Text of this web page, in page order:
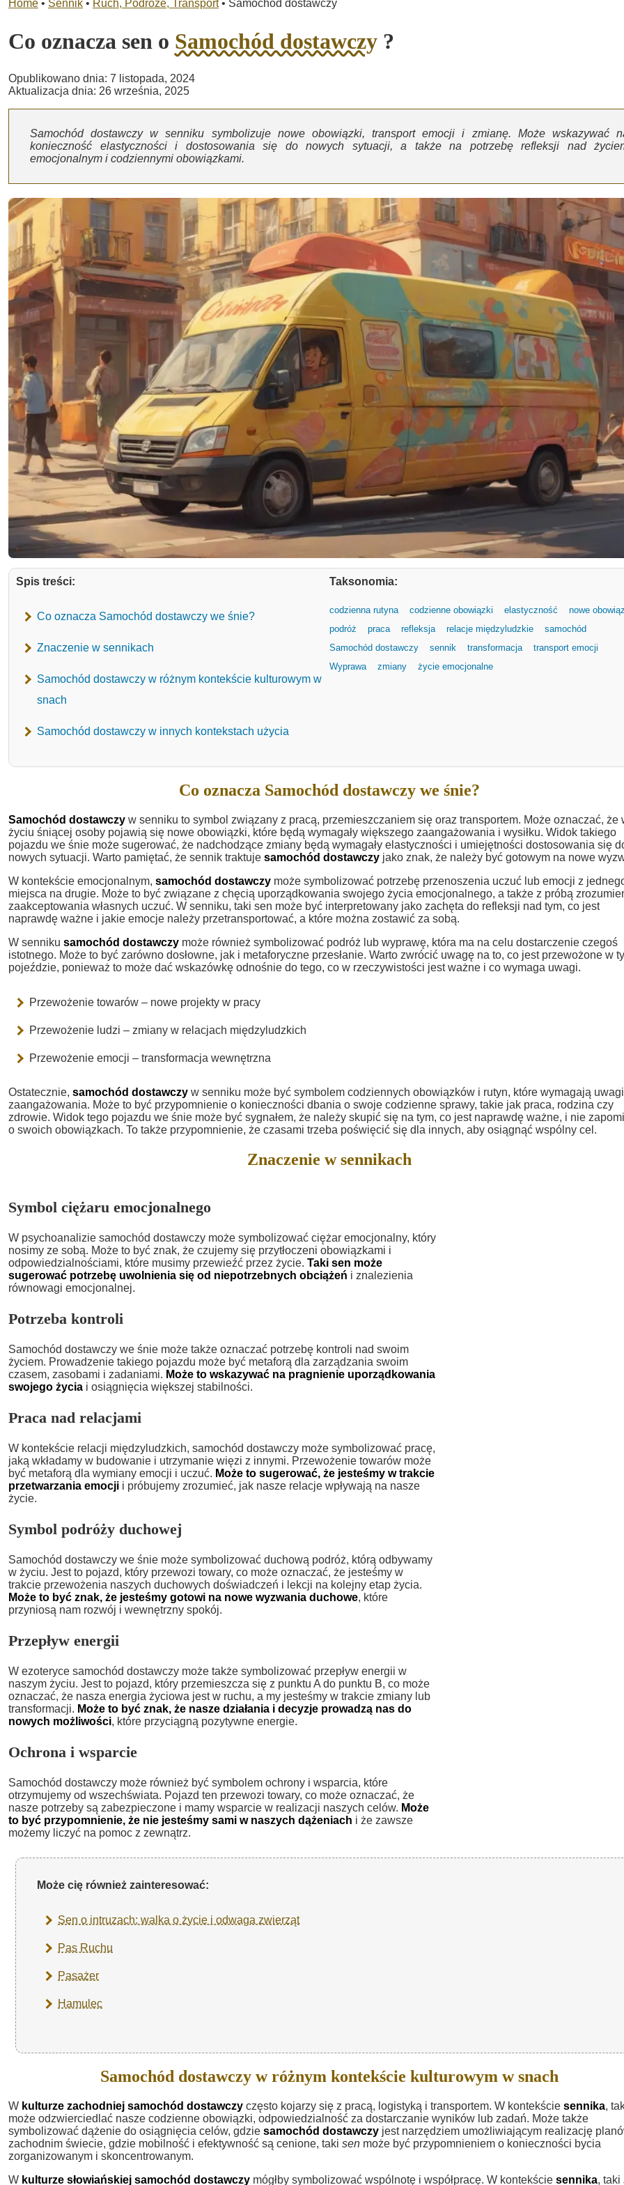
Home • Sennik • Ruch, Podróże, Transport • Samochód dostawczy
Co oznacza sen o Samochód dostawczy ?
Opublikowano dnia: 7 listopada, 2024
Aktualizacja dnia: 26 września, 2025
Samochód dostawczy w senniku symbolizuje nowe obowiązki, transport emocji i zmianę. Może wskazywać
konieczność elastyczności i dostosowania się do nowych sytuacji, a także na potrzebę refleksji nad
emocjonalnym i codziennymi obowiązkami.
Spis treści:
Co oznacza Samochód dostawczy we śnie?
Znaczenie w sennikach
Samochód dostawczy w różnym kontekście kulturowym w
snach
Samochód dostawczy w innych kontekstach użycia
Taksonomia:
codzienna rutyna codzienne obowiązki elastyczność
nowe
podróż
praca refleksja relacje międzyludzkie
samochód
Samochód dostawczy
sennik transformacja
transport emocji
Wyprawa
zmiany życie emocjonalne
Co oznacza Samochód dostawczy we śnie?
Samochód dostawczy w senniku to symbol związany z pracą, przemieszczaniem się oraz transportem. Może oznaczać, że
życiu śniącej osoby pojawią się nowe obowiązki, które będą wymagały większego zaangażowania i wysiłku. Widok takiego
pojazdu we śnie może sugerować, że nadchodzące zmiany będą wymagały elastyczności i umiejętności dostosowania się
nowych sytuacji. Warto pamiętać, że sennik traktuje samochód dostawczy jako znak, że należy być gotowym na nowe
W kontekście emocjonalnym, samochód dostawczy może symbolizować potrzebę przenoszenia uczuć lub emocji z
miejsca na drugie. Może to być związane z chęcią uporządkowania swojego życia emocjonalnego, a także z próbą
zaakceptowania własnych uczuć. W senniku, taki sen może być interpretowany jako zachęta do refleksji nad tym, co jest
naprawdę ważne i jakie emocje należy przetransportować, a które można zostawić za sobą.
W senniku samochód dostawczy może również symbolizować podróż lub wyprawę, która ma na celu dostarczenie czegoś
istotnego. Może to być zarówno dosłowne, jak i metaforyczne przesłanie. Warto zwrócić uwagę na to, co jest przewożone w
pojeździe, ponieważ to może dać wskazówkę odnośnie do tego, co w rzeczywistości jest ważne i co wymaga uwagi.
Przewożenie towarów – nowe projekty w pracy
Przewożenie ludzi – zmiany w relacjach międzyludzkich
Przewożenie emocji – transformacja wewnętrzna
Ostatecznie, samochód dostawczy w senniku może być symbolem codziennych obowiązków i rutyn, które wymagają
zaangażowania. Może to być przypomnienie o konieczności dbania o swoje codzienne sprawy, takie jak praca, rodzina czy
zdrowie. Widok tego pojazdu we śnie może być sygnałem, że należy skupić się na tym, co jest naprawdę ważne, i nie
o swoich obowiązkach. To także przypomnienie, że czasami trzeba poświęcić się dla innych, aby osiągnąć wspólny cel.
Znaczenie w sennikach
Symbol ciężaru emocjonalnego
W psychoanalizie samochód dostawczy może symbolizować ciężar emocjonalny, który
nosimy ze sobą. Może to być znak, że czujemy się przytłoczeni obowiązkami i
odpowiedzialnościami, które musimy przewieźć przez życie. Taki sen może
sugerować potrzebę uwolnienia się od niepotrzebnych obciążeń i znalezienia
równowagi emocjonalnej.
Potrzeba kontroli
Samochód dostawczy we śnie może także oznaczać potrzebę kontroli nad swoim
życiem. Prowadzenie takiego pojazdu może być metaforą dla zarządzania swoim
czasem, zasobami i zadaniami. Może to wskazywać na pragnienie uporządkowania
swojego życia i osiągnięcia większej stabilności.
Praca nad relacjami
W kontekście relacji międzyludzkich, samochód dostawczy może symbolizować pracę,
jaką wkładamy w budowanie i utrzymanie więzi z innymi. Przewożenie towarów może
być metaforą dla wymiany emocji i uczuć. Może to sugerować, że jesteśmy w trakcie
przetwarzania emocji i próbujemy zrozumieć, jak nasze relacje wpływają na nasze
życie.
Symbol podróży duchowej
Samochód dostawczy we śnie może symbolizować duchową podróż, którą odbywamy
w życiu. Jest to pojazd, który przewozi towary, co może oznaczać, że jesteśmy w
trakcie przewożenia naszych duchowych doświadczeń i lekcji na kolejny etap życia.
Może to być znak, że jesteśmy gotowi na nowe wyzwania duchowe, które
przyniosą nam rozwój i wewnętrzny spokój.
Przepływ energii
W ezoteryce samochód dostawczy może także symbolizować przepływ energii w
naszym życiu. Jest to pojazd, który przemieszcza się z punktu A do punktu B, co może
oznaczać, że nasza energia życiowa jest w ruchu, a my jesteśmy w trakcie zmiany lub
transformacji. Może to być znak, że nasze działania i decyzje prowadzą nas do
nowych możliwości, które przyciągną pozytywne energie.
Ochrona i wsparcie
Samochód dostawczy może również być symbolem ochrony i wsparcia, które
otrzymujemy od wszechświata. Pojazd ten przewozi towary, co może oznaczać, że
nasze potrzeby są zabezpieczone i mamy wsparcie w realizacji naszych celów. Może
to być przypomnienie, że nie jesteśmy sami w naszych dążeniach i że zawsze
możemy liczyć na pomoc z zewnątrz.
Może cię również zainteresować:
Sen o intruzach: walka o życie i odwaga zwierząt
Pas Ruchu
Pasażer
Hamulec
Samochód dostawczy w różnym kontekście kulturowym w snach
W kulturze zachodniej samochód dostawczy często kojarzy się z pracą, logistyką i transportem. W kontekście sennika,
może odzwierciedlać nasze codzienne obowiązki, odpowiedzialność za dostarczanie wyników lub zadań. Może także
symbolizować dążenie do osiągnięcia celów, gdzie samochód dostawczy jest narzędziem umożliwiającym realizację
zachodnim świecie, gdzie mobilność i efektywność są cenione, taki sen może być przypomnieniem o konieczności bycia
zorganizowanym i skoncentrowanym.
W kulturze słowiańskiej samochód dostawczy mógłby symbolizować wspólnotę i współpracę. W kontekście sennika, taki